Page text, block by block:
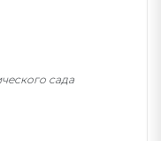
сада